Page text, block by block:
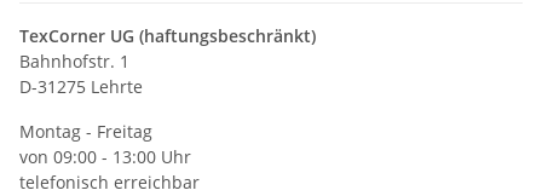
TexCorner UG (haftungsbeschränkt)
Bahnhofstr. 1
D-31275 Lehrte
Montag - Freitag
von 09:00 - 13:00 Uhr
telefonisch erreichbar